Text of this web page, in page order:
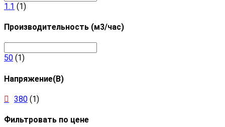
1.1 (1)
Производительность (м3/час)
50 (1)
Напряжение(В)
380 (1)
Фильтровать по цене